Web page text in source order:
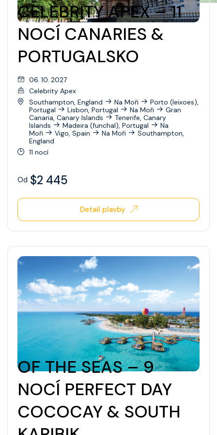
CELEBRITY APEX – 11
NOCÍ CANARIES &
PORTUGALSKO
06. 10. 2027
Celebrity Apex
Southampton, England
Na Moři
Porto (leixoes),
Portugal
Lisbon, Portugal Na Moři
Gran
Canaria, Canary Islands
Tenerife, Canary
Islands
Madeira (funchal), Portugal
Na
Moři
Vigo, Spain Na Moři
Southampton,
England
11 nocí
Od $2 445
Detail plavby
OF THE SEAS – 9
NOCÍ PERFECT DAY
COCOCAY & SOUTH